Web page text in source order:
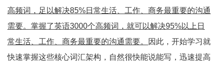
高频词，足以解决85%日常生活、工作、商务最重要的沟通
需要。掌握了英语3000个高频词，就可以解决95%以上日
常生活、工作、商务最重要的沟通需要。
因此，开始学习就
快速掌握这些核心词汇架构，自然很快能说能写，迅速提高